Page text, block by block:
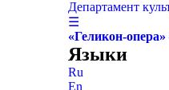
Департамент
☰
«Геликон-
Языки
Ru
En